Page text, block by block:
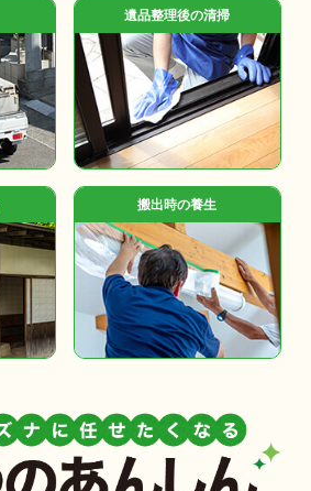
遺品整理後の清掃
搬出時の養生